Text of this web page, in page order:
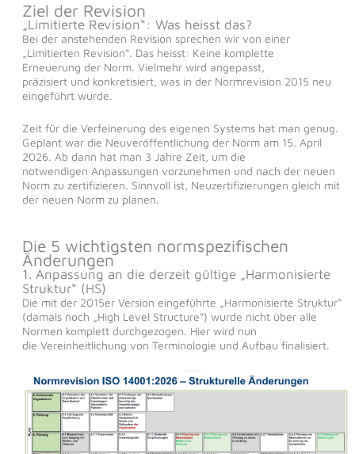
Ziel der Revision
„Limitierte Revision“: Was heisst das?
Bei der anstehenden Revision sprechen wir von einer
„Limitierten Revision“. Das heisst: Keine komplette
Erneuerung der Norm. Vielmehr wird angepasst,
präzisiert und konkretisiert, was in der Normrevision 2015 neu
eingeführt wurde.
Zeit für die Verfeinerung des eigenen Systems hat man genug.
Geplant war die Neuveröffentlichung der Norm am 15. April
2026. Ab dann hat man 3 Jahre Zeit, um die
notwendigen Anpassungen vorzunehmen und nach der neuen
Norm zu zertifizieren. Sinnvoll ist, Neuzertifizierungen gleich mit
der neuen Norm zu planen.
Die 5 wichtigsten normspezifischen
Änderungen
1. Anpassung an die derzeit gültige „Harmonisierte
Struktur“ (HS)
Die mit der 2015er Version eingeführte „Harmonisierte Struktur“
(damals noch „High Level Structure“) wurde nicht über alle
Normen komplett durchgezogen. Hier wird nun
die Vereinheitlichung von Terminologie und Aufbau finalisiert.